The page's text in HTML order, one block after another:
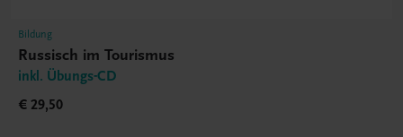
Bildung
Russisch im Tourismus
inkl. Übungs-CD
€ 29,50